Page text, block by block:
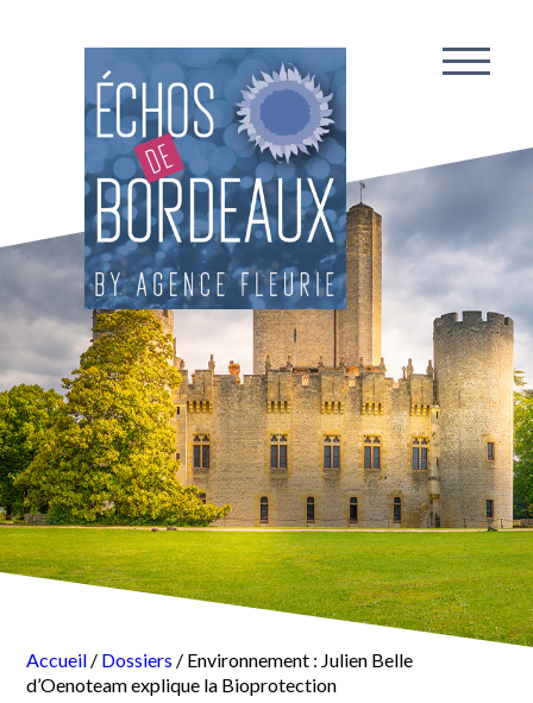
Accueil / Dossiers / Environnement : Julien Belle
d’Oenoteam explique la Bioprotection